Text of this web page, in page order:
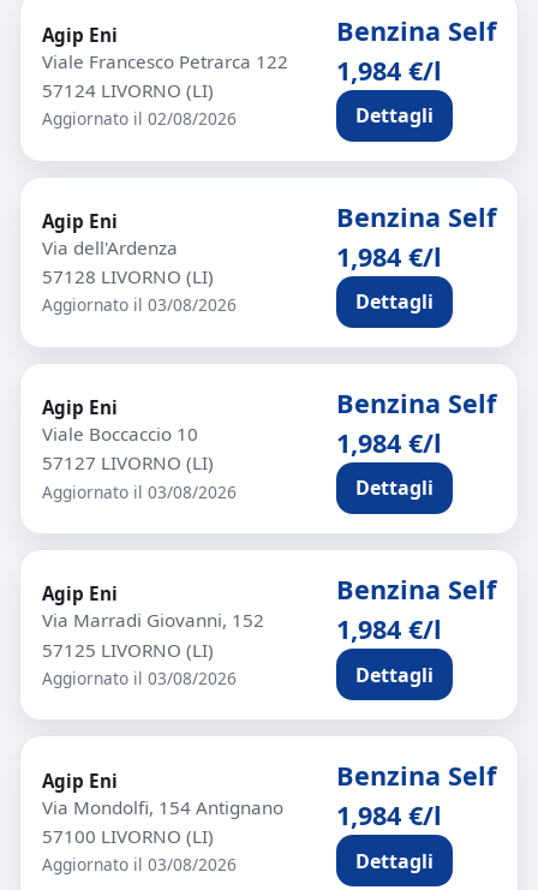
Agip Eni
Viale Francesco Petrarca 122
57124 LIVORNO (LI)
Aggiornato il 02/08/2026
Benzina Self
1,984 €/l
Dettagli
Agip Eni
Via dell'Ardenza
57128 LIVORNO (LI)
Aggiornato il 03/08/2026
Benzina Self
1,984 €/l
Dettagli
Agip Eni
Viale Boccaccio 10
57127 LIVORNO (LI)
Aggiornato il 03/08/2026
Benzina Self
1,984 €/l
Dettagli
Agip Eni
Via Marradi Giovanni, 152
57125 LIVORNO (LI)
Aggiornato il 03/08/2026
Benzina Self
1,984 €/l
Dettagli
Agip Eni
Via Mondolfi, 154 Antignano
57100 LIVORNO (LI)
Aggiornato il 03/08/2026
Benzina Self
1,984 €/l
Dettagli